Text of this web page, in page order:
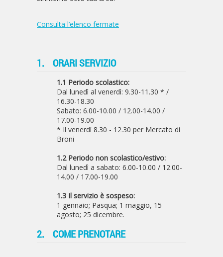
Consulta l’elenco fermate
1. ORARI SERVIZIO
1.1 Periodo scolastico:
Dal lunedì al venerdì: 9.30-11.30 * /
16.30-18.30
Sabato: 6.00-10.00 / 12.00-14.00 /
17.00-19.00
* Il venerdì 8.30 - 12.30 per Mercato di
Broni
1.2 Periodo non scolastico/estivo:
Dal lunedì a sabato: 6.00-10.00 / 12.00-
14.00 / 17.00-19.00
1.3 Il servizio è sospeso:
1 gennaio; Pasqua; 1 maggio, 15
agosto; 25 dicembre.
2. COME PRENOTARE